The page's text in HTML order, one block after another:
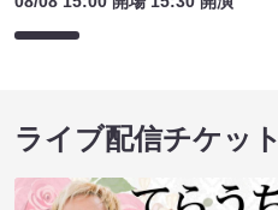
ライブ配信チケット